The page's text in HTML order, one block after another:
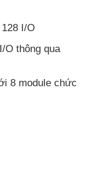
I/O
O thông qua
8 module chức